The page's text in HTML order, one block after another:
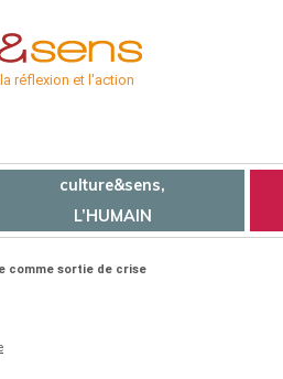
réflexion et l'action
culture&sens,
L’HUMAIN
comme sortie de crise